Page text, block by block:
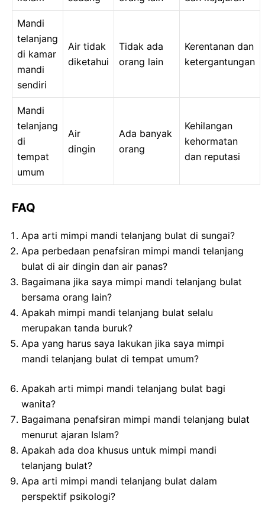
Mandi
telanjang
di kamar
mandi
sendiri
Air tidak
diketahui
Tidak ada
orang lain
Kerentanan dan
ketergantungan
Mandi
telanjang
di
tempat
umum
Air
dingin
Ada banyak
orang
Kehilangan
kehormatan
dan reputasi
FAQ
Apa arti mimpi mandi telanjang bulat di sungai?
Apa perbedaan penafsiran mimpi mandi telanjang
bulat di air dingin dan air panas?
Bagaimana jika saya mimpi mandi telanjang bulat
bersama orang lain?
Apakah mimpi mandi telanjang bulat selalu
merupakan tanda buruk?
Apa yang harus saya lakukan jika saya mimpi
mandi telanjang bulat di tempat umum?
Apakah arti mimpi mandi telanjang bulat bagi
wanita?
Bagaimana penafsiran mimpi mandi telanjang bulat
menurut ajaran Islam?
Apakah ada doa khusus untuk mimpi mandi
telanjang bulat?
Apa arti mimpi mandi telanjang bulat dalam
perspektif psikologi?